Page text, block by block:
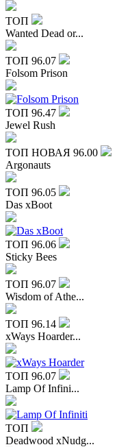
ТОП
Wanted Dead or...
ТОП 96.07
Folsom Prison
ТОП 96.47
Jewel Rush
ТОП НОВАЯ 96.00
Argonauts
ТОП 96.05
Das xBoot
ТОП 96.06
Sticky Bees
ТОП 96.07
Wisdom of Athe...
ТОП 96.14
xWays Hoarder...
ТОП 96.07
Lamp Of Infini...
ТОП
Deadwood xNudg...